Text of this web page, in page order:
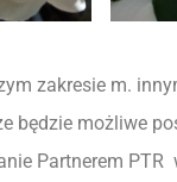
zakresie m.
będzie możliwe
Partnerem PTR